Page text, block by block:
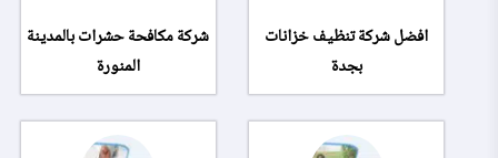
افضل شركة تنظيف خزانات
بجدة
شركة مكافحة حشرات بالمدينة
المنورة